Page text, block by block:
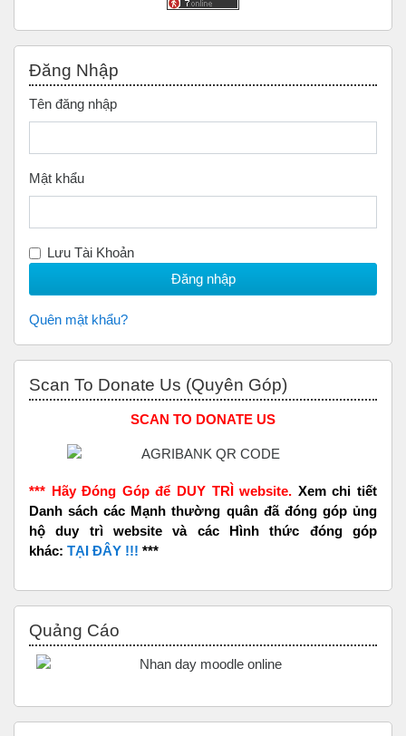
Đăng Nhập
Tên đăng nhập
Mật khẩu
Lưu Tài Khoản
Quên mật khẩu?
Scan To Donate Us (Quyên Góp)
SCAN TO DONATE US
*** Hãy Đóng Góp để DUY TRÌ website. Xem chi tiết
Danh sách các Mạnh thường quân đã đóng góp ủng
hộ duy trì website và các Hình thức đóng góp
khác: TẠI ĐÂY !!! ***
Quảng Cáo